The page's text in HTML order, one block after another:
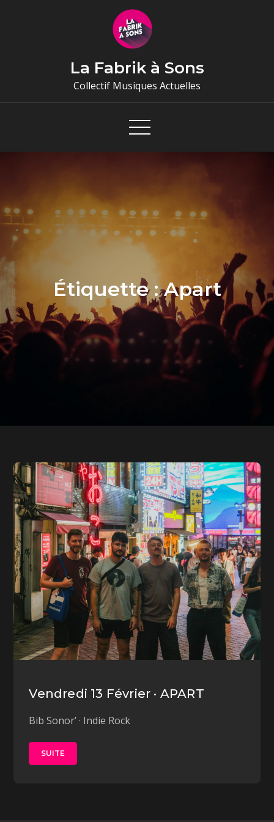
La Fabrik à Sons
Collectif Musiques Actuelles
Étiquette :Apart
Vendredi 13 Février · APART
Bib Sonor’ · Indie Rock
SUITE